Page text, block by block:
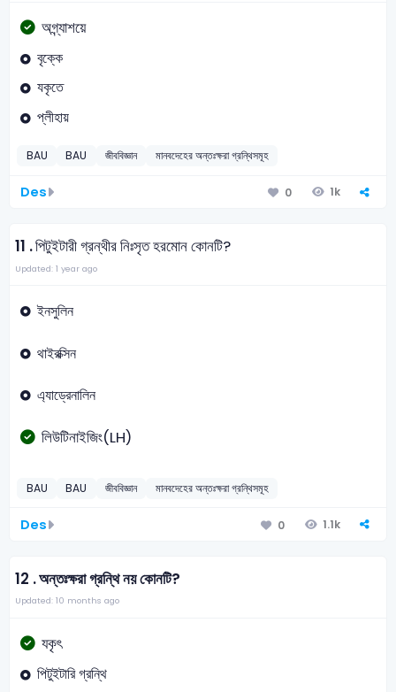
অগ্ন্যাশয়ে
বৃক্কে
যকৃতে
প্লীহায়
BAU BAU জীববিজ্ঞান মানবদেহের অন্তঃক্ষরা গ্রন্থিসমূহ
Des 0 1k
11 .পিটুইটারী গ্রন্থীর নিঃসৃত হরমোন কোনটি?
Updated: 1 year ago
ইনসুলিন
থাইরক্সিন
এ্যাড্রেনালিন
লিউটিনাইজিং(LH)
BAU BAU জীববিজ্ঞান মানবদেহের অন্তঃক্ষরা গ্রন্থিসমূহ
Des 0 1.1k
12 .অন্তঃক্ষরা গ্রন্থি নয় কোনটি?
Updated: 10 months ago
যকৃৎ
পিটুইটারি গ্রন্থি